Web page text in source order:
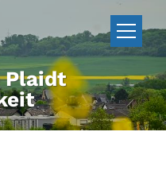
Plaidt